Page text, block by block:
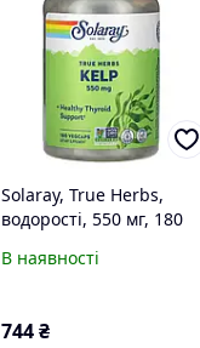
Solaray, True Herbs,
водорості, 550 мг, 180
В наявності
744 ₴